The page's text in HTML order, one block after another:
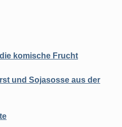
komische Frucht
und Sojasosse aus der